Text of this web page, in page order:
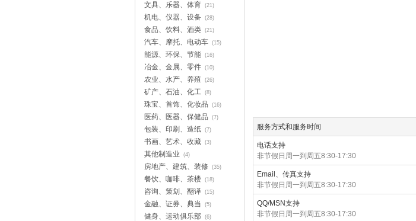
服务方式和服务时间
电话支持
非节假日周一到周五8:30-17:30
Email、传真支持
非节假日周一到周五8:30-17:30
QQ/MSN支持
非节假日周一到周五8:30-17:30
文具、乐器、体育 (21)
机电、仪器、设备 (28)
食品、饮料、酒类 (21)
汽车、摩托、电动车 (15)
能源、环保、节能 (16)
冶金、金属、零件 (10)
农业、水产、养殖 (26)
矿产、石油、化工 (8)
珠宝、首饰、化妆品 (16)
医药、医器、保健品 (7)
包装、印刷、造纸 (7)
书画、艺术、收藏 (3)
其他制造业 (4)
房地产、建筑、装修 (35)
餐饮、咖啡、茶楼 (18)
咨询、策划、翻译 (15)
金融、证券、典当 (5)
健身、运动俱乐部 (6)